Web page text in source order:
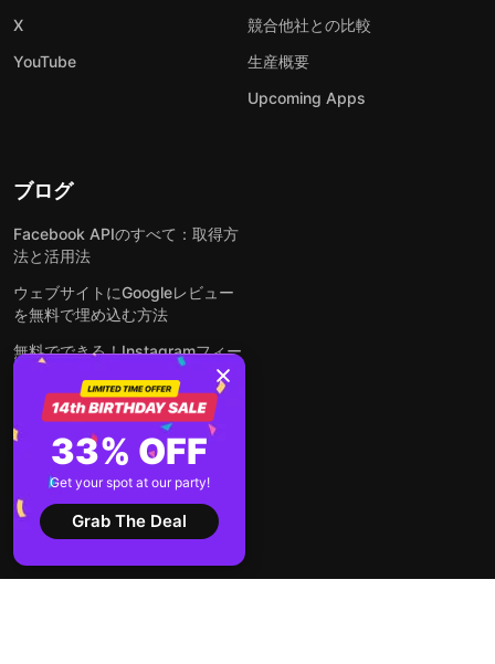
X
YouTube
競合他社との比較
生産概要
Upcoming Apps
ブログ
Facebook APIのすべて：取得方
法と活用法
ウェブサイトにGoogleレビュー
を無料で埋め込む方法
無料でできる！Instagramフィー
ドをウェブサイトに埋め込む方法
どんなウェブサイトにも無料でフ
ォームを埋め込む方法
WordPressサイトにLinkedInフ
ィードを埋め込む方法は？
全ての投稿を見る
33% OFF
Get your spot at our party!
Grab The Deal